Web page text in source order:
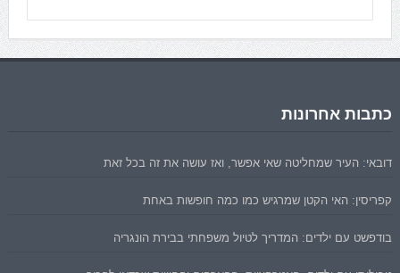
כתבות אחרונות
דובאי: העיר שמחליטה שאי אפשר, ואז עושה את זה בכל זאת
קפריסין: האי הקטן שמרגיש כמו כמה חופשות באחת
בודפשט עם ילדים: המדריך לטיול משפחתי בבירת הונגריה